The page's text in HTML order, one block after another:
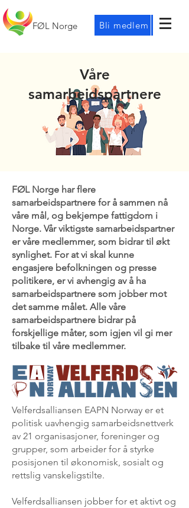
FØL Norge Bli medlem
Våre
samarbeidspartnere
FØL Norge har flere
samarbeidspartnere for å sammen nå
våre mål, og bekjempe fattigdom i
Norge. Vår viktigste samarbeidspartner
er våre medlemmer, som bidrar til økt
synlighet. For at vi skal kunne
engasjere befolkningen og presse
politikere, er vi avhengig av å ha
samarbeidspartnere som jobber mot
det samme målet. Alle våre
samarbeidspartnere bidrar på
forskjellige måter, som igjen vil gi mer
tilbake til våre medlemmer.
Velferdsalliansen EAPN Norway er et
politisk uavhengig samarbeidsnettverk
av 21 organisasjoner, foreninger og
grupper, som arbeider for å styrke
posisjonen til økonomisk, sosialt og
rettslig vanskeligstilte.
Velferdsalliansen jobber for et aktivt og